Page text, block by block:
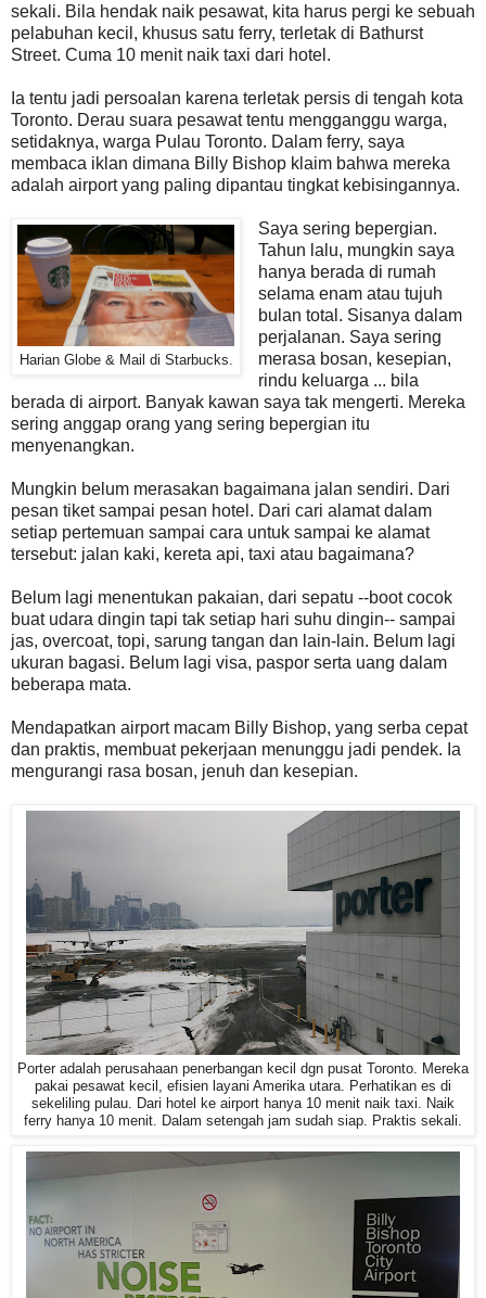
sekali. Bila hendak naik pesawat, kita harus pergi ke sebuah
pelabuhan kecil, khusus satu ferry, terletak di Bathurst
Street. Cuma 10 menit naik taxi dari hotel.
Ia tentu jadi persoalan karena terletak persis di tengah kota
Toronto. Derau suara pesawat tentu mengganggu warga,
setidaknya, warga Pulau Toronto. Dalam ferry, saya
membaca iklan dimana Billy Bishop klaim bahwa mereka
adalah airport yang paling dipantau tingkat kebisingannya.
Harian Globe & Mail di Starbucks.
Saya sering bepergian.
Tahun lalu, mungkin saya
hanya berada di rumah
selama enam atau tujuh
bulan total. Sisanya dalam
perjalanan. Saya sering
merasa bosan, kesepian,
rindu keluarga ... bila
berada di airport. Banyak kawan saya tak mengerti. Mereka
sering anggap orang yang sering bepergian itu
menyenangkan.
Mungkin belum merasakan bagaimana jalan sendiri. Dari
pesan tiket sampai pesan hotel. Dari cari alamat dalam
setiap pertemuan sampai cara untuk sampai ke alamat
tersebut: jalan kaki, kereta api, taxi atau bagaimana?
Belum lagi menentukan pakaian, dari sepatu --boot cocok
buat udara dingin tapi tak setiap hari suhu dingin-- sampai
jas, overcoat, topi, sarung tangan dan lain-lain. Belum lagi
ukuran bagasi. Belum lagi visa, paspor serta uang dalam
beberapa mata.
Mendapatkan airport macam Billy Bishop, yang serba cepat
dan praktis, membuat pekerjaan menunggu jadi pendek. Ia
mengurangi rasa bosan, jenuh dan kesepian.
Porter adalah perusahaan penerbangan kecil dgn pusat Toronto. Mereka
pakai pesawat kecil, efisien layani Amerika utara. Perhatikan es di
sekeliling pulau. Dari hotel ke airport hanya 10 menit naik taxi. Naik
ferry hanya 10 menit. Dalam setengah jam sudah siap. Praktis sekali.